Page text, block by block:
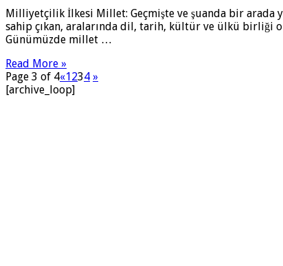
Milliyetçilik İlkesi Millet: Geçmişte ve şuanda bir arada
sahip çıkan, aralarında dil, tarih, kültür ve ülkü birliği
Günümüzde millet …
Read More »
Page 3 of 4«1234 »
[archive_loop]